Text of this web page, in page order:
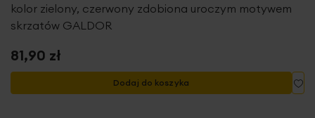
kolor zielony, czerwony zdobiona uroczym motywem
skrzatów GALDOR
81,90 zł
Dodaj do koszyka